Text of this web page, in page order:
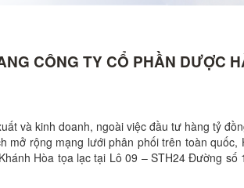
CÔNG TY CỔ PHẦN DƯỢC
và kinh doanh, ngoài việc đầu tư hàng tỷ
mở rộng mạng lưới phân phối trên toàn quốc,
Hòa tọa lạc tại Lô 09 – STH24 Đường số